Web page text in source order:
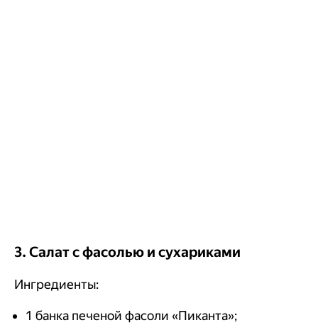
3. Салат с фасолью и сухариками
Ингредиенты:
1 банка печеной фасоли «Пиканта»;